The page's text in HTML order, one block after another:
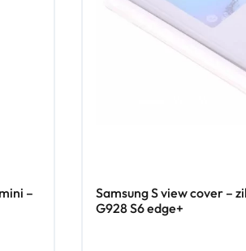
–
Samsung S view cover –
G928 S6 edge+